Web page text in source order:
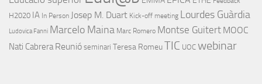
H2020 IA In Person Josep M. Duart Kick-off meeting Lourdes Guàrdia
Ludovica Fanni Marcelo Maina Marc Romero Montse Guitert MOOC
Nati Cabrera Reunió seminari Teresa RomeuTIC UOC webinar